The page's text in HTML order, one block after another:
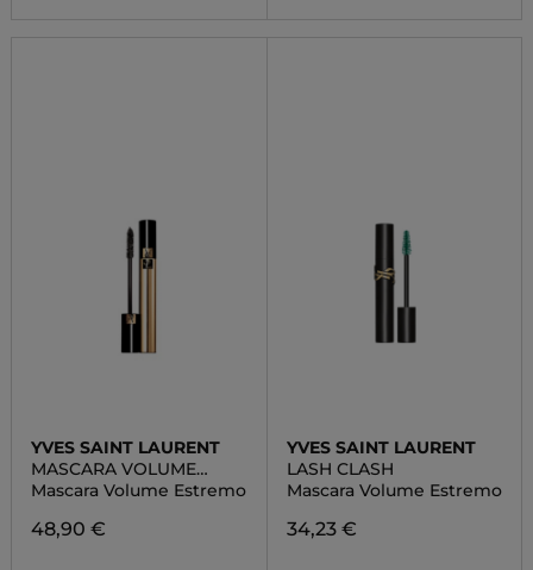
YVES SAINT LAURENT
MASCARA VOLUME
EFFET FAUX CILS
RADICAL
Mascara Volume Estremo
48,90 €
YVES SAINT LAURENT
LASH CLASH
Mascara Volume Estremo
34,23 €